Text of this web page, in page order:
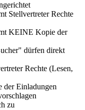
Stellvertreter Rechte
KEINE Kopie der
dürfen direkt
Rechte (Lesen,
der Einladungen
zu